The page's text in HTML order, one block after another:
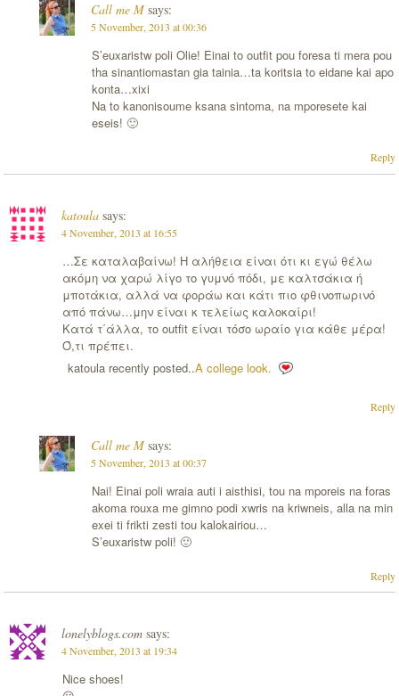
Call me M says:
5 November, 2013 at 00:36
S’euxaristw poli Olie! Einai to outfit pou foresa ti mera pou
tha sinantiomastan gia tainia…ta koritsia to eidane kai apo
konta…xixi
Na to kanonisoume ksana sintoma, na mporesete kai
eseis! 🙂
Reply
katoula says:
4 November, 2013 at 16:55
…Σε καταλαβαίνω! Η αλήθεια είναι ότι κι εγώ θέλω
ακόμη να χαρώ λίγο το γυμνό πόδι, με καλτσάκια ή
μποτάκια, αλλά να φοράω και κάτι πιο φθινοπωρινό
από πάνω…μην είναι κ τελείως καλοκαίρι!
Κατά τ΄άλλα, το outfit είναι τόσο ωραίο για κάθε μέρα!
Ό,τι πρέπει.
katoula recently posted..A college look.
Reply
Call me M says:
5 November, 2013 at 00:37
Nai! Einai poli wraia auti i aisthisi, tou na mporeis na foras
akoma rouxa me gimno podi xwris na kriwneis, alla na min
exei ti frikti zesti tou kalokairiou…
S’euxaristw poli! 🙂
Reply
lonelyblogs.com says:
4 November, 2013 at 19:34
Nice shoes!